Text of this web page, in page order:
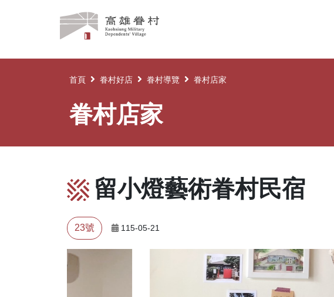
高
雄
眷
首頁 眷村好店 眷村導覽 眷村店家
眷村店家
留小燈藝術眷村民宿
23號 115-05-21